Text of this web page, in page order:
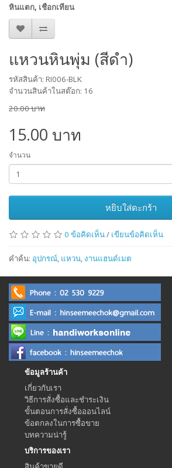
หินแตก, เชือกเทียน
แหวนหินพุ่ม (สีดำ)
รหัสสินค้า: RI006-BLK
จำนวนสินค้าในสต๊อก: 16
20.00 บาท
15.00 บาท
จำนวน
หยิบใส่ตะกร้า
0 ข้อคิดเห็น/ เขียนข้อคิดเห็น
คำค้น: อุปกรณ์, แหวน, งานแฮนด์เมต
ข้อมูลร้านค้า
เกี่ยวกับเรา
วิธีการสั่งซื้อและชำระเงิน
ขั้นตอนการสั่งซื้อออนไลน์
ข้อตกลงในการซื้อขาย
บทความน่ารู้
บริการของเรา